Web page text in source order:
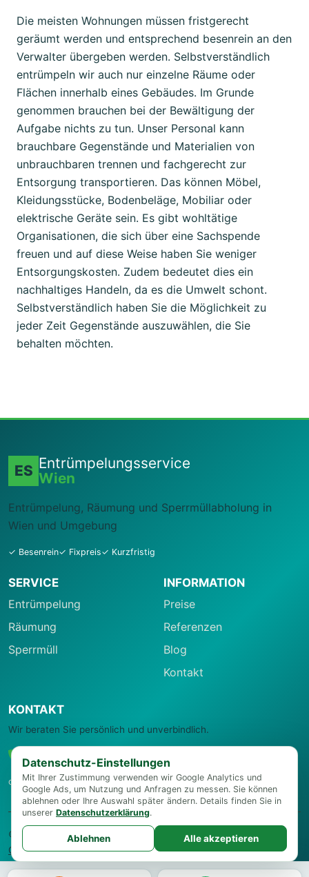
Die meisten Wohnungen müssen fristgerecht
geräumt werden und entsprechend besenrein an den
Verwalter übergeben werden. Selbstverständlich
entrümpeln wir auch nur einzelne Räume oder
Flächen innerhalb eines Gebäudes. Im Grunde
genommen brauchen bei der Bewältigung der
Aufgabe nichts zu tun. Unser Personal kann
brauchbare Gegenstände und Materialien von
unbrauchbaren trennen und fachgerecht zur
Entsorgung transportieren. Das können Möbel,
Kleidungsstücke, Bodenbeläge, Mobiliar oder
elektrische Geräte sein. Es gibt wohltätige
Organisationen, die sich über eine Sachspende
freuen und auf diese Weise haben Sie weniger
Entsorgungskosten. Zudem bedeutet dies ein
nachhaltiges Handeln, da es die Umwelt schont.
Selbstverständlich haben Sie die Möglichkeit zu
jeder Zeit Gegenstände auszuwählen, die Sie
behalten möchten.
ES Entrümpelungsservice
Wien
Entrümpelung, Räumung und Sperrmüllabholung in
Wien und Umgebung
✓ Besenrein✓ Fixpreis✓ Kurzfristig
SERVICE
Entrümpelung
Räumung
Sperrmüll
INFORMATION
Preise
Referenzen
Blog
Kontakt
KONTAKT
Wir beraten Sie persönlich und unverbindlich.
0664 22 27 006
office@entruempelungsservice-wien.at
© 2026 Entrümpelungsservice Wien Impressum·Datenschutz
Cookie-Einstellungen
Datenschutz-Einstellungen
Mit Ihrer Zustimmung verwenden wir Google Analytics und
Google Ads, um Nutzung und Anfragen zu messen. Sie können
ablehnen oder Ihre Auswahl später ändern. Details finden Sie in
unserer Datenschutzerklärung.
Ablehnen Alle akzeptieren